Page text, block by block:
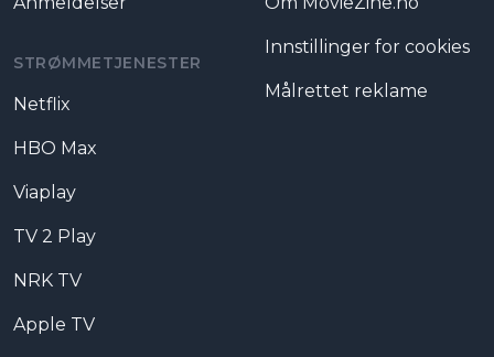
STRØMMETJENESTER
Netflix
HBO Max
Viaplay
TV 2 Play
NRK TV
Apple TV
Innstillinger for cookies
Målrettet reklame